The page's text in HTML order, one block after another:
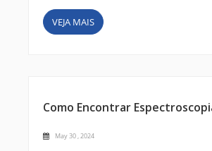
VEJA MAIS
Como Encontrar
May 30 , 2024